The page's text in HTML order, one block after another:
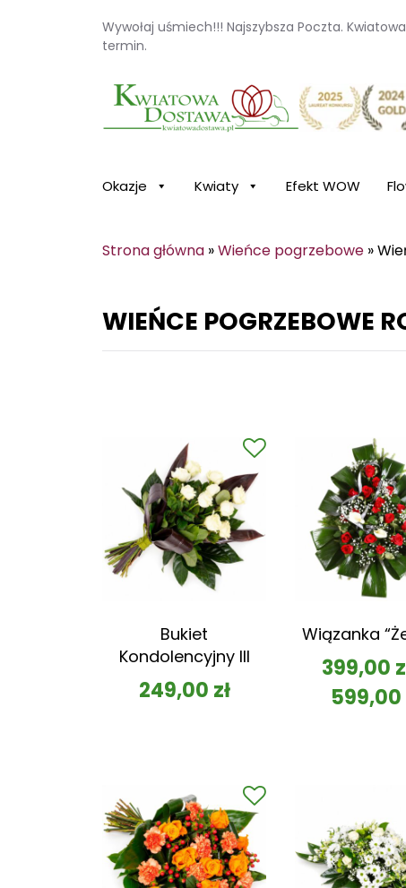
Wywołaj uśmiech!!! Najszybsza Poczta.
termin.
Kwiaciarnia internetowa Kwiatowa
Okazje Kwiaty Efekt WOW
Strona główna »Wieńce pogrzebowe »
WIEŃCE POGRZEBOWE
Bukiet
Kondolencyjny III
249,00 zł
Wiązanka
399,00
599,00